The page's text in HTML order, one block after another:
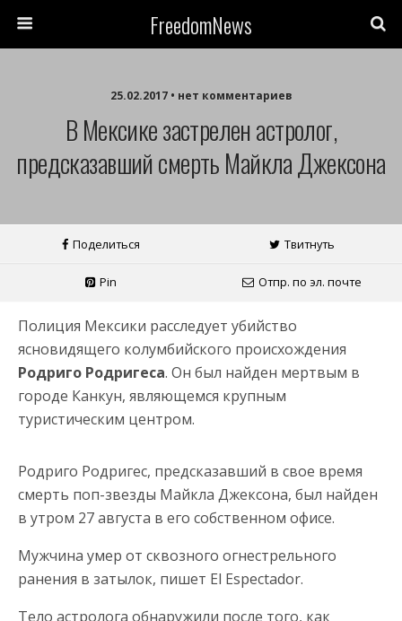
FreedomNews
25.02.2017 • нет комментариев
В Мексике застрелен астролог,
предсказавший смерть Майкла Джексона
Поделиться Твитнуть
Pin Отпр. по эл. почте
Полиция Мексики расследует убийство
ясновидящего колумбийского происхождения
Родриго Родригеса. Он был найден мертвым в
городе Канкун, являющемся крупным
туристическим центром.
Родриго Родригес, предсказавший в свое время
смерть поп-звезды Майкла Джексона, был найден
в утром 27 августа в его собственном офисе.
Мужчина умер от сквозного огнестрельного
ранения в затылок, пишет El Espectador.
Тело астролога обнаружили после того, как